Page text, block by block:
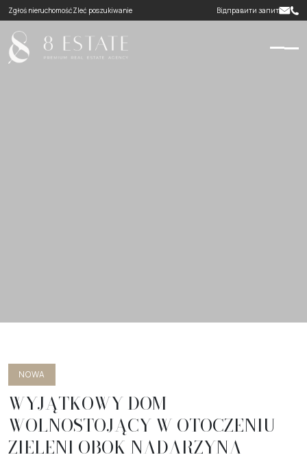
Zgłoś nieruchomośćZleć poszukiwanie Відправити запит
NOWA
WYJĄTKOWY DOM
WOLNOSTOJĄCY W OTOCZENIU
ZIELENI OBOK NADARZYNA